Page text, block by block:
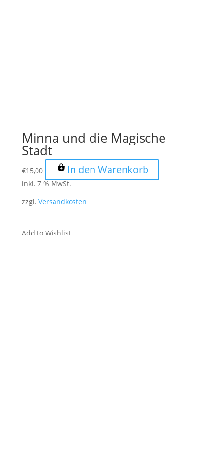
Minna und die Magische
Stadt
€15,00 In den Warenkorb
inkl. 7 % MwSt.
zzgl. Versandkosten
Add to Wishlist